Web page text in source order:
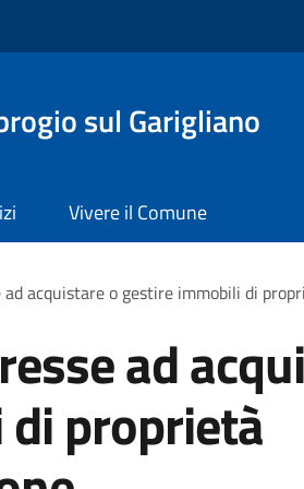
sul Garigliano
Vivere il Comune
acquistare o gestire immobili di
ad
proprietà